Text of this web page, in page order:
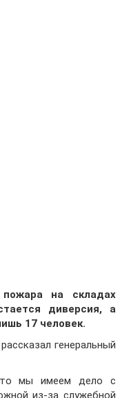
на складах
диверсия, а
17 человек.
генеральный
мы имеем дело с
из-за служебной